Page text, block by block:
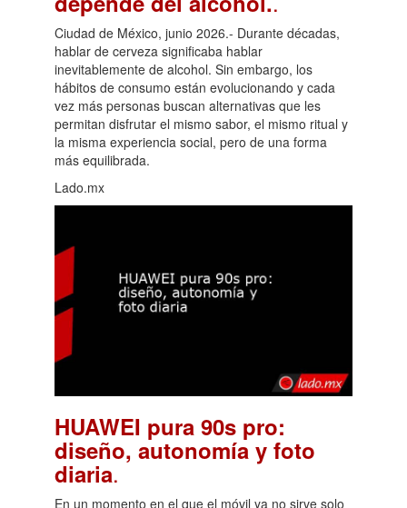
Ciudad de México, junio 2026.- Durante décadas,
hablar de cerveza significaba hablar
inevitablemente de alcohol. Sin embargo, los
hábitos de consumo están evolucionando y cada
vez más personas buscan alternativas que les
permitan disfrutar el mismo sabor, el mismo ritual y
la misma experiencia social, pero de una forma
más equilibrada.
Lado.mx
HUAWEI pura 90s pro:
diseño, autonomía y foto
diaria.
En un momento en el que el móvil ya no sirve solo